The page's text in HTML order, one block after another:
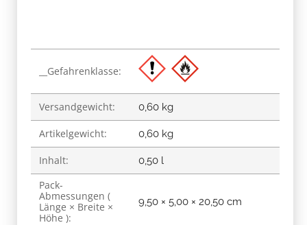
__Gefahrenklasse:
Versandgewicht: 0,60 kg
Artikelgewicht: 0,60 kg
Inhalt: 0,50 l
Pack-
Abmessungen (
Länge × Breite ×
Höhe ):
9,50 × 5,00 × 20,50 cm